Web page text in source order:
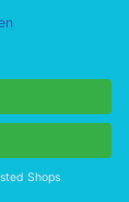
Messner S.
mehr als
löst
Körpergefühl
des